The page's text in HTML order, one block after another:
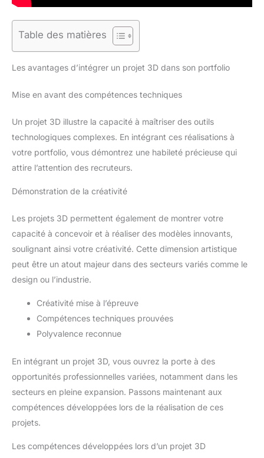
Table des matières
Les avantages d’intégrer un projet 3D dans son portfolio
Mise en avant des compétences techniques
Un projet 3D illustre la capacité à maîtriser des outils
technologiques complexes. En intégrant ces réalisations à
votre portfolio, vous démontrez une habileté précieuse qui
attire l’attention des recruteurs.
Démonstration de la créativité
Les projets 3D permettent également de montrer votre
capacité à concevoir et à réaliser des modèles innovants,
soulignant ainsi votre créativité. Cette dimension artistique
peut être un atout majeur dans des secteurs variés comme le
design ou l’industrie.
Créativité mise à l’épreuve
Compétences techniques prouvées
Polyvalence reconnue
En intégrant un projet 3D, vous ouvrez la porte à des
opportunités professionnelles variées, notamment dans les
secteurs en pleine expansion. Passons maintenant aux
compétences développées lors de la réalisation de ces
projets.
Les compétences développées lors d’un projet 3D